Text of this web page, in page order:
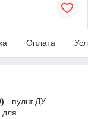
Оплата
- пульт ДУ
для